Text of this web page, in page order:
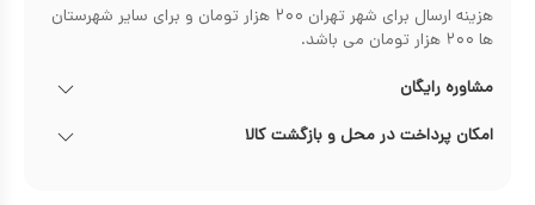
هزینه ارسال برای شهر تهران ۲۰۰ هزار تومان و برای سایر شهرستان
ها ۲۰۰ هزار تومان می باشد.
مشاوره رایگان
امکان پرداخت در محل و بازگشت کالا